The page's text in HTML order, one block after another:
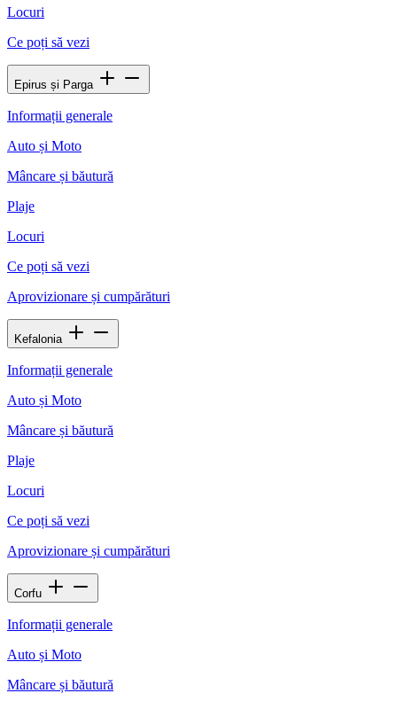
Locuri
Ce poți să vezi
Epirus și Parga
Informații generale
Auto și Moto
Mâncare și băutură
Plaje
Locuri
Ce poți să vezi
Aprovizionare și cumpărături
Kefalonia
Informații generale
Auto și Moto
Mâncare și băutură
Plaje
Locuri
Ce poți să vezi
Aprovizionare și cumpărături
Corfu
Informații generale
Auto și Moto
Mâncare și băutură